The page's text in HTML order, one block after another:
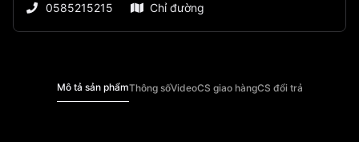
0585215215
Chỉ đường
Mô tả sản phẩmThông sốVideoCS giao hàngCS đổi trả